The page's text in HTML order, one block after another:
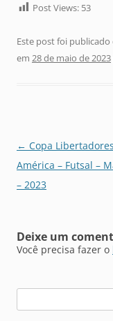
Post Views: 53
Este post foi publicado
em 28 de maio de 2023
Navegação
de
posts
← Copa
América – Futsal –
– 2023
Deixe um
Você precisa fazer o
por: